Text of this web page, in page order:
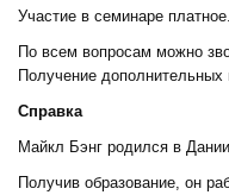
Участие в семинаре платное.
По всем вопросам можно
Получение дополнительных
Справка
Майкл Бэнг родился в
Получив образование, он